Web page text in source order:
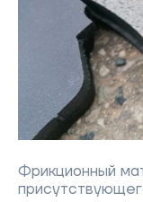
Фрикционный